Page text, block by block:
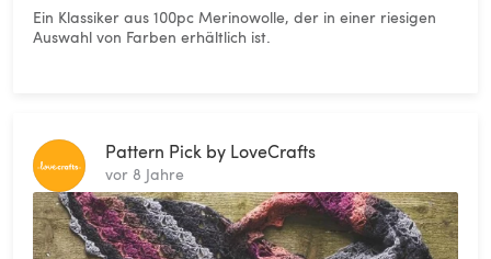
Ein Klassiker aus 100pc Merinowolle, der in einer riesigen
Auswahl von Farben erhältlich ist.
Pattern Pick by LoveCrafts
vor 8 Jahre